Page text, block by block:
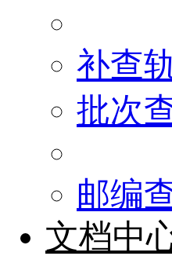
补查
批次
邮编
文档中